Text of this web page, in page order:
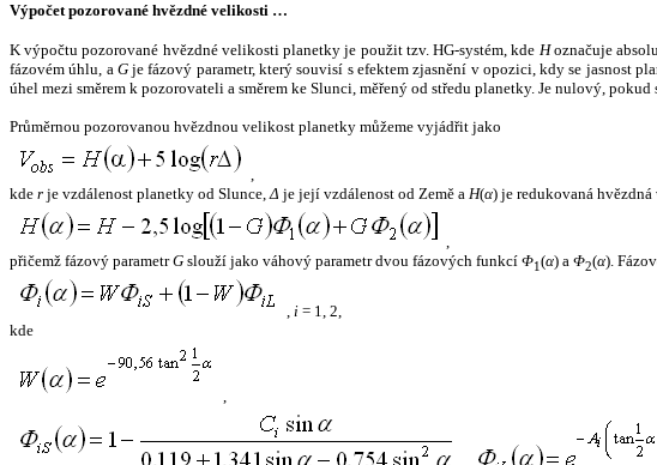
Výpočet pozorované hvězdné velikosti …
K výpočtu pozorované hvězdné velikosti planetky je použit tzv. HG-systém, kde Hoznačuje
fázovém úhlu, a Gje fázový parametr, který souvisí s efektem zjasnění v opozici, kdy se jasnost
úhel mezi směrem k pozorovateli a směrem ke Slunci, měřený od středu planetky. Je nulový,
Průměrnou pozorovanou hvězdnou velikost planetky můžeme vyjádřit jako
,
kde r je vzdálenost planetky od Slunce,Δ je její vzdálenost od Země a H(α) je redukovaná
,
přičemž fázový parametrG slouží jako váhový parametr dvou fázových funkcí Φ1(α) a Φ2(α).
, i = 1, 2,
kde
,